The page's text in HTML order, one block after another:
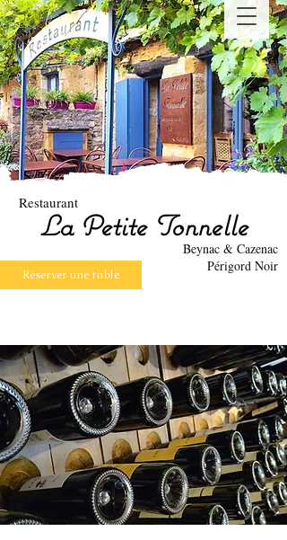
Restaurant
La Petite Tonnelle
Beynac & Cazenac
Périgord Noir
Réserver une table